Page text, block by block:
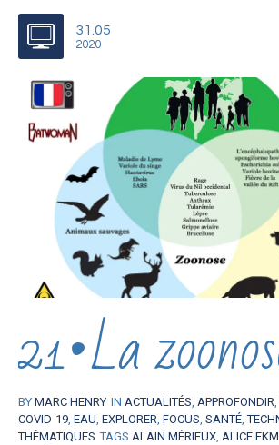
31.05
2020
21•La
BY MARC HENRY IN ACTUALITÉS, APPROFONDIR,
COVID-19, EAU, EXPLORER, FOCUS, SANTÉ,
THÉMATIQUES TAGS ALAIN MÉRIEUX, ALICE